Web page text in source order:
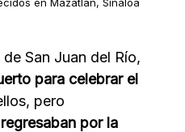
San Juan del Río,
para celebrar el
pero
por la